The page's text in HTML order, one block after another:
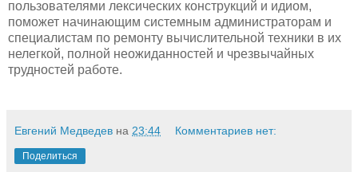
пользователями лексических конструкций и идиом,
поможет начинающим системным администраторам и
специалистам по ремонту вычислительной техники в их
нелегкой, полной неожиданностей и чрезвычайных
трудностей работе.
Евгений Медведев на 23:44 Комментариев нет:
Поделиться